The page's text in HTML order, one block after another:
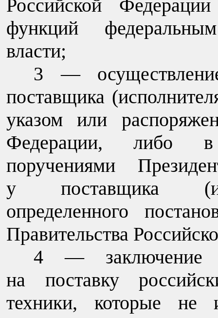
Российской
функций
власти;
3 —
поставщика
указом или
Федерации, либо в
поручениями
у поставщика
определенного
Правительства
4 — заключение
на поставку
техники, которые не